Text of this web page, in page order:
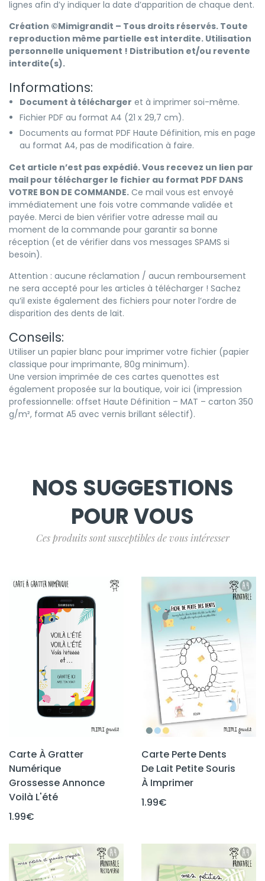
lignes afin d’y indiquer la date d’apparition de chaque dent.
Création ©Mimigrandit – Tous droits réservés. Toute
reproduction même partielle est interdite. Utilisation
personnelle uniquement ! Distribution et/ou revente
interdite(s).
Informations:
Document à télécharger et à imprimer soi-même.
Fichier PDF au format A4 (21 x 29,7 cm).
Documents au format PDF Haute Définition, mis en page
au format A4, pas de modification à faire.
Cet article n’est pas expédié. Vous recevez un lien par
mail pour télécharger le fichier au format PDF DANS
VOTRE BON DE COMMANDE. Ce mail vous est envoyé
immédiatement une fois votre commande validée et
payée. Merci de bien vérifier votre adresse mail au
moment de la commande pour garantir sa bonne
réception (et de vérifier dans vos messages SPAMS si
besoin).
Attention : aucune réclamation / aucun remboursement
ne sera accepté pour les articles à télécharger ! Sachez
qu’il existe également des fichiers pour noter l’ordre de
disparition des dents de lait.
Conseils:
Utiliser un papier blanc pour imprimer votre fichier (papier
classique pour imprimante, 80g minimum).
Une version imprimée de ces cartes quenottes est
également proposée sur la boutique, voir ici (impression
professionnelle: offset Haute Définition – MAT – carton 350
g/m², format A5 avec vernis brillant sélectif).
NOS SUGGESTIONS
POUR VOUS
Ces produits sont susceptibles de vous intéresser
Carte À Gratter
Numérique
Grossesse Annonce
Voilà L'été
1.99€
Carte Perte Dents
De Lait Petite Souris
À Imprimer
1.99€